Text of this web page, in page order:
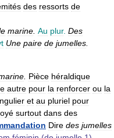
des ressorts de
marine Au plur. Des
Une paire de jumelles
Pièce héraldique
autre pour la renforcer ou la
et au pluriel pour
surtout dans des
Dire des jumelles